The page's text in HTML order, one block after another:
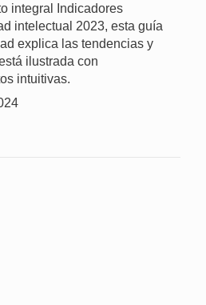
integral Indicadores
intelectual 2023, esta guía
explica las tendencias y
ilustrada con
intuitivas.